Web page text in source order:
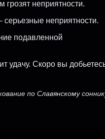
неприятности.
неприятности.
подавленной
удачу. Скоро вы
по Славянскому